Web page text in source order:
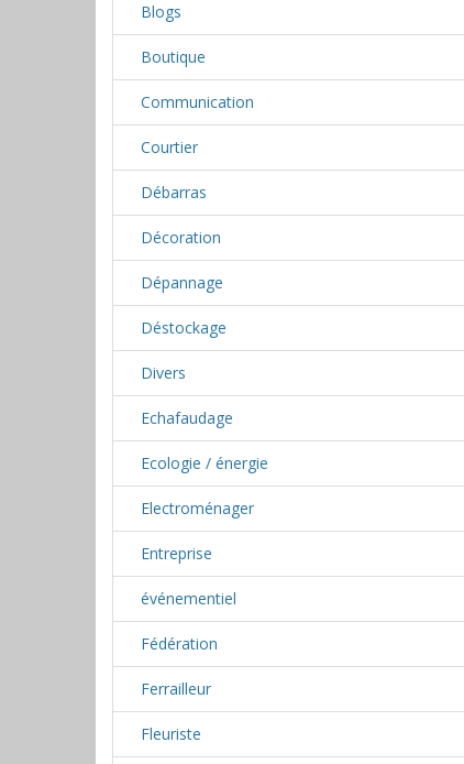
Blogs
Boutique
Communication
Courtier
Débarras
Décoration
Dépannage
Déstockage
Divers
Echafaudage
Ecologie / énergie
Electroménager
Entreprise
événementiel
Fédération
Ferrailleur
Fleuriste